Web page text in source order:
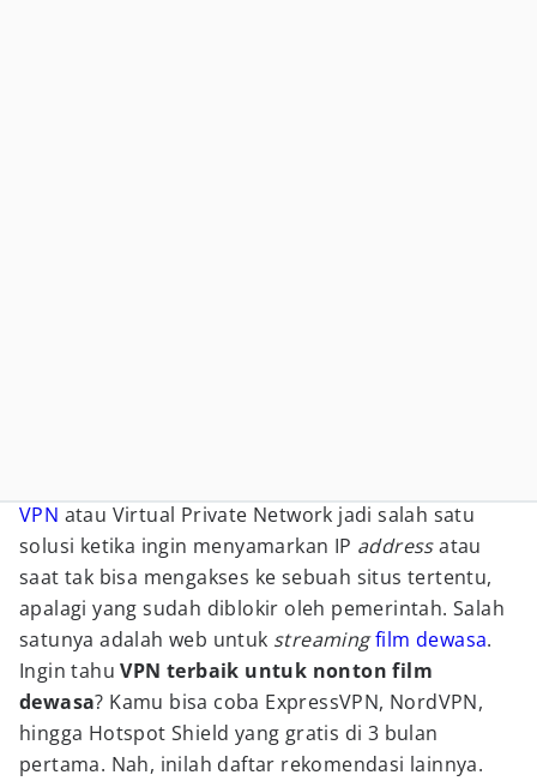
VPN atau Virtual Private Network jadi salah satu
solusi ketika ingin menyamarkan IP addressatau
saat tak bisa mengakses ke sebuah situs tertentu,
apalagi yang sudah diblokir oleh pemerintah. Salah
satunya adalah web untuk streamingfilm dewasa.
Ingin tahuVPN terbaik untuk nonton film
dewasa? Kamu bisa coba ExpressVPN, NordVPN,
hingga Hotspot Shield yang gratis di 3 bulan
pertama. Nah, inilah daftar rekomendasi lainnya.